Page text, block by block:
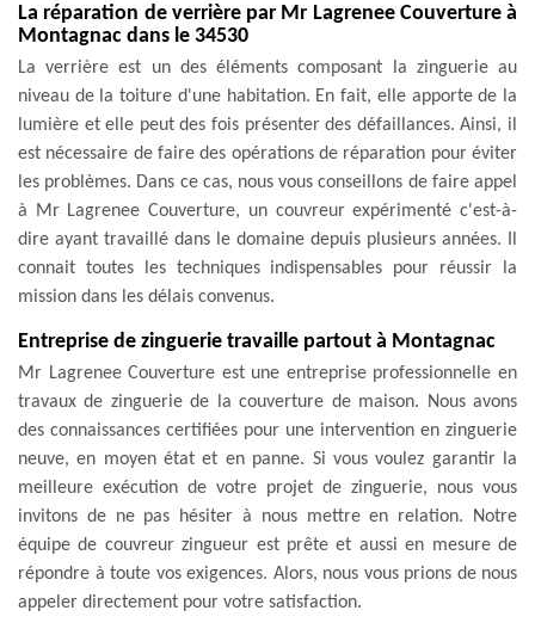
La réparation de verrière par Mr Lagrenee Couverture à
Montagnac dans le 34530
La verrière est un des éléments composant la zinguerie au
niveau de la toiture d'une habitation. En fait, elle apporte de la
lumière et elle peut des fois présenter des défaillances. Ainsi, il
est nécessaire de faire des opérations de réparation pour éviter
les problèmes. Dans ce cas, nous vous conseillons de faire appel
à Mr Lagrenee Couverture, un couvreur expérimenté c'est-à-
dire ayant travaillé dans le domaine depuis plusieurs années. Il
connait toutes les techniques indispensables pour réussir la
mission dans les délais convenus.
Entreprise de zinguerie travaille partout à Montagnac
Mr Lagrenee Couverture est une entreprise professionnelle en
travaux de zinguerie de la couverture de maison. Nous avons
des connaissances certifiées pour une intervention en zinguerie
neuve, en moyen état et en panne. Si vous voulez garantir la
meilleure exécution de votre projet de zinguerie, nous vous
invitons de ne pas hésiter à nous mettre en relation. Notre
équipe de couvreur zingueur est prête et aussi en mesure de
répondre à toute vos exigences. Alors, nous vous prions de nous
appeler directement pour votre satisfaction.